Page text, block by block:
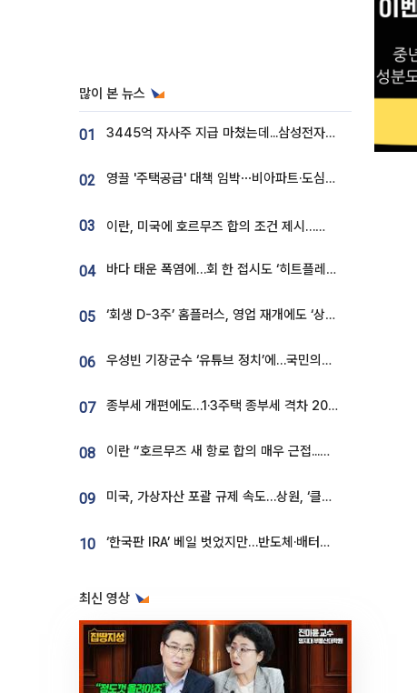
많이 본 뉴스
01 3445억 자사주 지급 마쳤는데...삼성전자 DX노조, 뒤늦은 '떼쓰기 집회'
02 영끌 '주택공급' 대책 임박⋯비아파트·도심복합까지 총동원
03 이란, 미국에 호르무즈 합의 조건 제시…美 “경기 아직 안 끝나” [종합]
04 바다 태운 폭염에…회 한 접시도 ‘히트플레이션’
05 ‘회생 D-3주’ 홈플러스, 영업 재개에도 ‘상품 공급망’ 복구가 생존 관건
06 우성빈 기장군수 ‘유튜브 정치’에…국민의힘 군의원들 집단 반발
07 종부세 개편에도…1·3주택 종부세 격차 2028년부터 확대
08 이란 “호르무즈 새 항로 합의 매우 근접...미국 배상 먼저”
09 미국, 가상자산 포괄 규제 속도…상원, ‘클래리티법’ 9월 절차투표 추진
10 ‘한국판 IRA’ 베일 벗었지만…반도체·배터리 업계 “시행령이 관건”
최신 영상